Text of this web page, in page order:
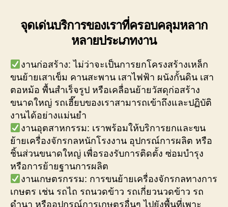
จุดเด่นบริการของเราที่ครอบคลุมหลาก
หลายประเภทงาน
งานก่อสร้าง: ไม่ว่าจะเป็นการยกโครงสร้างเหล็ก
ขนย้ายเสาเข็ม คานสะพาน เสาไฟฟ้า ผนังกั้นดิน เสา
ตอหม้อ พื้นสำเร็จรูป หรือเคลื่อนย้ายวัสดุก่อสร้าง
ขนาดใหญ่ รถเฮี๊ยบของเราสามารถเข้าถึงและปฏิบัติ
งานได้อย่างแม่นยำ
งานอุตสาหกรรม: เราพร้อมให้บริการยกและขน
ย้ายเครื่องจักรกลหนักโรงงาน อุปกรณ์การผลิต หรือ
ชิ้นส่วนขนาดใหญ่ เพื่อรองรับการติดตั้ง ซ่อมบำรุง
หรือการย้ายฐานการผลิต
งานเกษตรกรรม: การขนย้ายเครื่องจักรกลทางการ
เกษตร เช่น รถไถ รถนวดข้าว รถเกี่ยวนวดข้าว รถ
ดำนา หรืออุปกรณ์การเกษตรอื่นๆ ไปยังพื้นที่เพาะ